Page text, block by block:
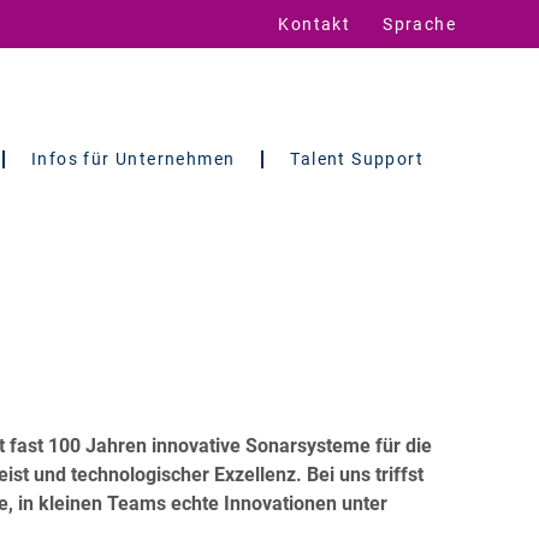
Kontakt Sprache
Infos für Unternehmen Talent Support
fast 100 Jahren innovative Sonarsysteme für die
und technologischer Exzellenz. Bei uns triffst
in kleinen Teams echte Innovationen unter